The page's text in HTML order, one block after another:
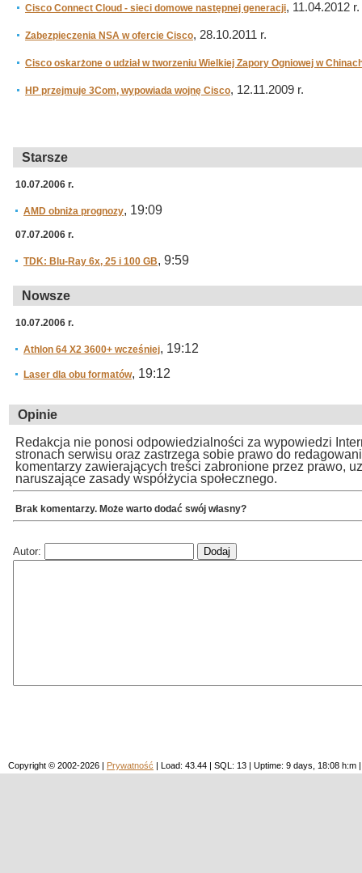
Cisco Connect Cloud - sieci domowe następnej generacji, 11.04.2012 r.
Zabezpieczenia NSA w ofercie Cisco, 28.10.2011 r.
Cisco oskarżone o udział w tworzeniu Wielkiej Zapory Ogniowej w
HP przejmuje 3Com, wypowiada wojnę Cisco, 12.11.2009 r.
Starsze
10.07.2006 r.
AMD obniża prognozy, 19:09
07.07.2006 r.
TDK: Blu-Ray 6x, 25 i 100 GB, 9:59
Nowsze
10.07.2006 r.
Athlon 64 X2 3600+ wcześniej, 19:12
Laser dla obu formatów, 19:12
Opinie
Redakcja nie ponosi odpowiedzialności za wypowiedzi
stronach serwisu oraz zastrzega sobie prawo do
komentarzy zawierających treści zabronione przez prawo,
naruszające zasady współżycia społecznego.
Brak komentarzy. Może warto dodać swój własny?
Autor:
Copyright © 2002-2026 | Prywatność | Load: 43.44 | SQL: 13 | Uptime: 9 days, 18:08